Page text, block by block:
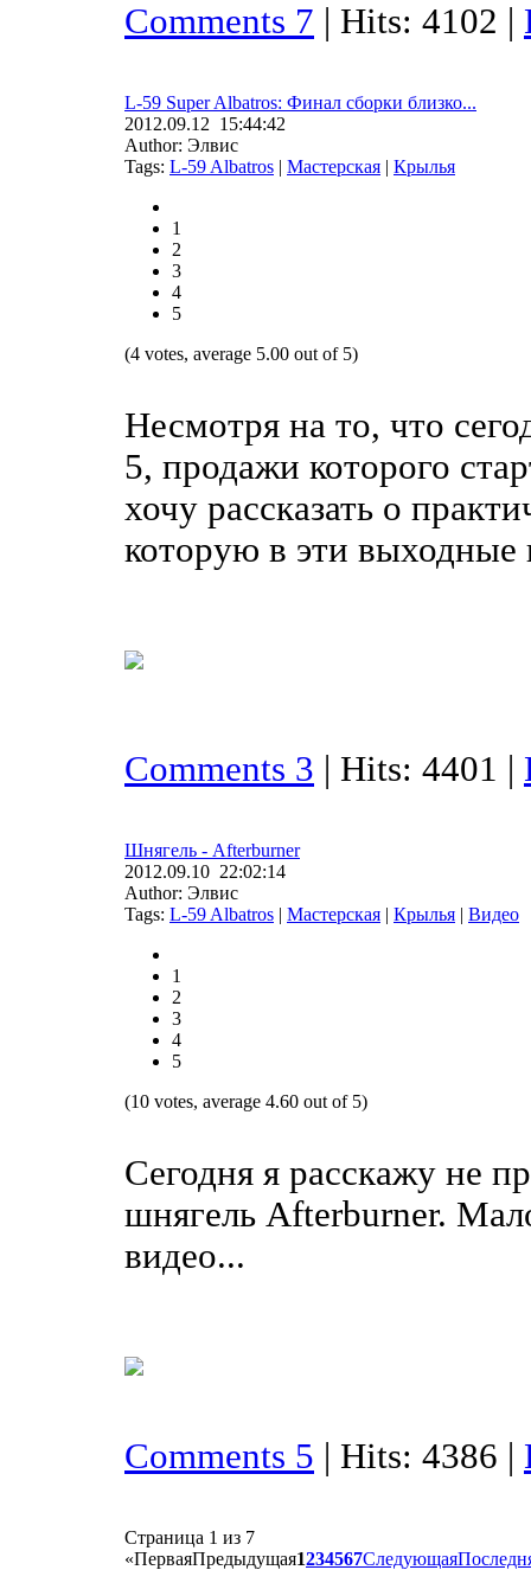
Comments 7 | Hits: 4102 |
L-59 Super Albatros: Финал сборки близко...
2012.09.12 15:44:42
Author: Элвис
Tags: L-59 Albatros | Мастерская | Крылья
1
2
3
4
5
(4 votes, average 5.00 out of 5)
Несмотря на то, что
5, продажи которого
хочу рассказать о
которую в эти выходные
Comments 3 | Hits: 4401 |
Шнягель - Afterburner
2012.09.10 22:02:14
Author: Элвис
Tags: L-59 Albatros | Мастерская | Крылья | Видео
1
2
3
4
5
(10 votes, average 4.60 out of 5)
Сегодня я расскажу не
шнягель Afterburner.
видео...
Comments 5 | Hits: 4386 |
Страница 1 из 7
«ПерваяПредыдущая1234567Следующая